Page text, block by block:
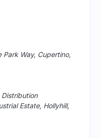
Park Way, Cupertino,
Estate, Hollyhill,